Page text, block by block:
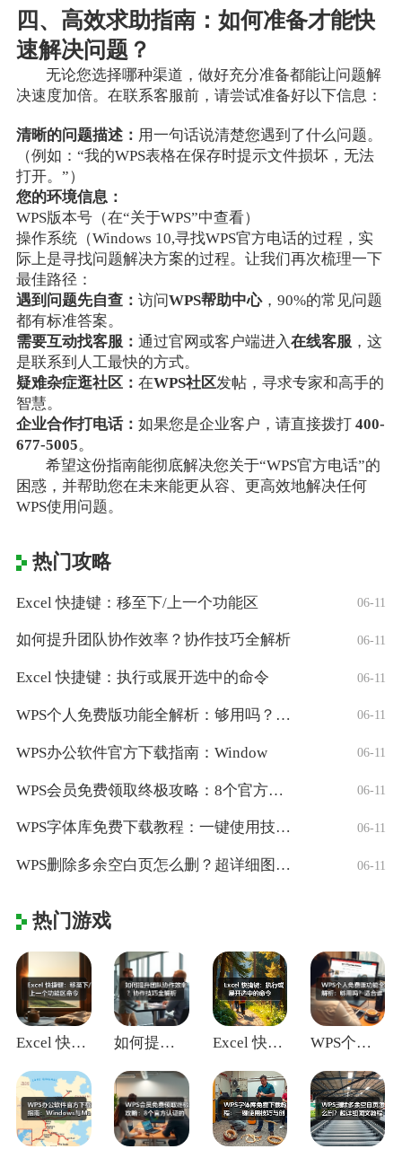
四、高效求助指南：如何准备才能快
速解决问题？
无论您选择哪种渠道，做好充分准备都能让问题解
决速度加倍。在联系客服前，请尝试准备好以下信息：
清晰的问题描述： 用一句话说清楚您遇到了什么问题。
（例如：“我的WPS表格在保存时提示文件损坏，无法
打开。”）
您的环境信息：
WPS版本号（在“关于WPS”中查看）
操作系统（Windows 10,寻找WPS官方电话的过程，实
际上是寻找问题解决方案的过程。让我们再次梳理一下
最佳路径：
遇到问题先自查： 访问WPS帮助中心，90%的常见问题
都有标准答案。
需要互动找客服： 通过官网或客户端进入在线客服，这
是联系到人工最快的方式。
疑难杂症逛社区： 在WPS社区发帖，寻求专家和高手的
智慧。
企业合作打电话： 如果您是企业客户，请直接拨打 400-
677-5005。
希望这份指南能彻底解决您关于“WPS官方电话”的
困惑，并帮助您在未来能更从容、更高效地解决任何
WPS使用问题。
热门攻略
Excel 快捷键：移至下/上一个功能区 06-11
如何提升团队协作效率？协作技巧全解析 06-11
Excel 快捷键：执行或展开选中的命令 06-11
WPS个人免费版功能全解析：够用吗？适合 06-11
WPS办公软件官方下载指南：Window 06-11
WPS会员免费领取终极攻略：8个官方认证 06-11
WPS字体库免费下载教程：一键使用技巧与 06-11
WPS删除多余空白页怎么删？超详细图文教 06-11
热门游戏
Excel 快捷键：移至下/上一个功能区 如何提升团队协作效率？协作技巧全解析 Excel 快捷键：执行或展开选中的命令 WPS个人免费版功能全解析：够用吗？适合